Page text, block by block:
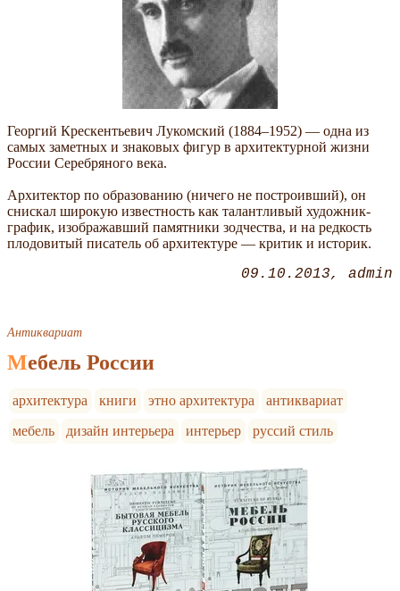
Георгий Крескентьевич Лукомский (1884–1952) — одна из
самых заметных и знаковых фигур в архитектурной жизни
России Cеребряного века.
Архитектор по образованию (ничего не построивший), он
снискал широкую известность как талантливый художник-
график, изображавший памятники зодчества, и на редкость
плодовитый писатель об архитектуре — критик и историк.
09.10.2013 admin
Антиквариат
Мебель России
архитектура книги этно архитектура
антиквариат
мебель
дизайн интерьера интерьер руссий стиль